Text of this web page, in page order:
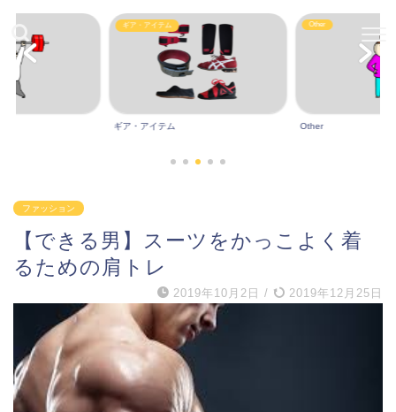
ギア・アイテム
ギア・アイテム
Other
Other
ファッション
【できる男】スーツをかっこよく着
るための肩トレ
2019年10月2日 / 2019年12月25日